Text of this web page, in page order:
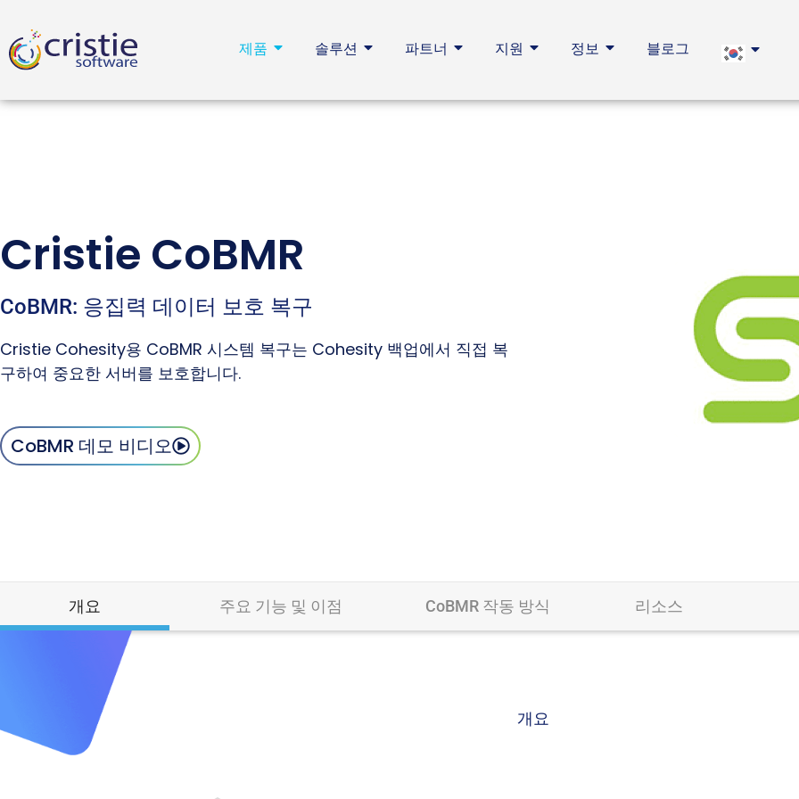
제품 솔루션 파트너 지원 정보 블로그
Cristie CoBMR
CoBMR: 응집력 데이터 보호 복구
Cristie Cohesity용 CoBMR 시스템 복구는 Cohesity 백업에서 직접 복
구하여 중요한 서버를 보호합니다.
CoBMR 데모 비디오
개요 주요 기능 및 이점 CoBMR 작동 방식 리소스
개요